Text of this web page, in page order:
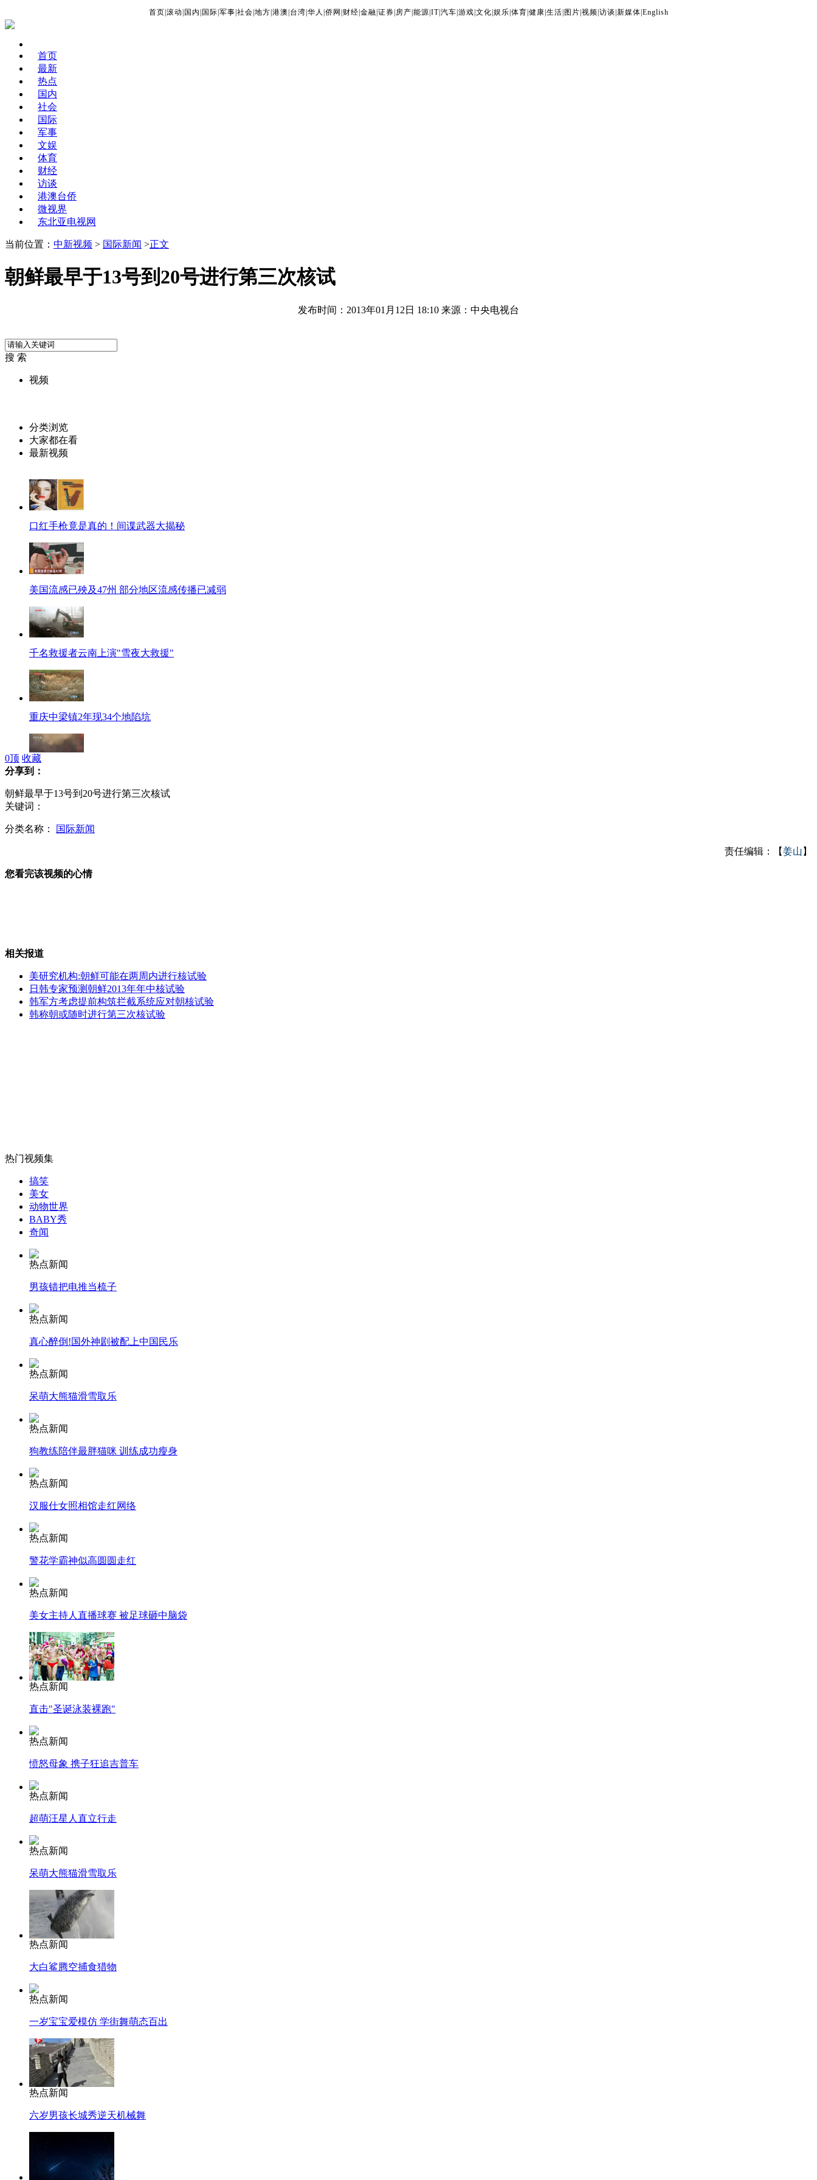
首页 滚动 国内 国际 军事 社会 地方 港澳 台湾 华人 侨网 财经 金融 证券 房产 能源 IT| 汽车 游戏 文化 娱乐 体育 健康 生活 图片 视频 访谈 新媒体 English
首页
最新
热点
国内
社会
国际
军事
文娱
体育
财经
访谈
港澳台侨
微视界
东北亚电视网
当前位置： 中新视频 > 国际新闻 >正文
朝鲜最早于13号到20号进行第三次核试
发布时间：2013年01月12日 18:10 来源：中央电视台
搜 索
视频
分类浏览
大家都在看
最新视频
口红手枪竟是真的！间谍武器大揭秘
美国流感已殃及47州 部分地区流感传播已减弱
千名救援者云南上演"雪夜大救援"
重庆中梁镇2年现34个地陷坑
"黑120"路费高昂 最多一趟挣18万
女孩北京地铁殴打老人 痛下狠手拳打脚踢
外交部：反对强权政治霸凌主义
安徽一实载49人客车翻车
消防员救轻生者 花炮节热闹非凡
司机酒驾遇交警 急速倒车逃窜
0顶 收藏
分享到：
朝鲜最早于13号到20号进行第三次核试
关键词：
分类名称： 国际新闻
责任编辑：【姜山 】
您看完该视频的心情
相关报道
美研究机构:朝鲜可能在两周内进行核试验
日韩专家预测朝鲜2013年年中核试验
韩军方考虑提前构筑拦截系统应对朝核试验
韩称朝或随时进行第三次核试验
热门视频集
搞笑
美女
动物世界
BABY秀
奇闻
热点新闻
男孩错把电推当梳子
热点新闻
真心醉倒!国外神剧被配上中国民乐
热点新闻
呆萌大熊猫滑雪取乐
热点新闻
狗教练陪伴最胖猫咪 训练成功瘦身
热点新闻
汉服仕女照相馆走红网络
热点新闻
警花学霸神似高圆圆走红
热点新闻
美女主持人直播球赛 被足球砸中脑袋
热点新闻
直击"圣诞泳装裸跑"
热点新闻
愤怒母象 携子狂追吉普车
热点新闻
超萌汪星人直立行走
热点新闻
呆萌大熊猫滑雪取乐
热点新闻
大白鲨腾空捕食猎物
热点新闻
一岁宝宝爱模仿 学街舞萌态百出
热点新闻
六岁男孩长城秀逆天机械舞